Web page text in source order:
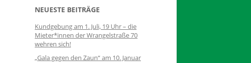
NEUESTE BEITRÄGE
Kundgebung am 1. Juli, 19 Uhr – die
Mieter*innen der Wrangelstraße 70
wehren sich!
„Gala gegen den Zaun“ am 10. Januar